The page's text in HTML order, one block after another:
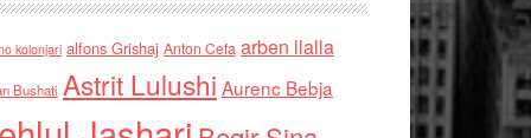
kolonjari alfons Grishaj Anton Cefa arben llalla
Bushati Astrit Lulushi Aurenc Bebja